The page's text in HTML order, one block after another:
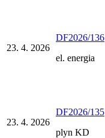
23. 4. 2026
DF2026/136
el. energia
23. 4. 2026
DF2026/135
plyn KD